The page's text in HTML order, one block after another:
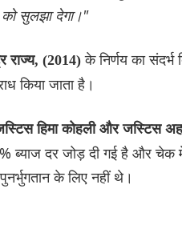
को सुलझा देगा।"
राज्य, (2014)के निर्णय का संदर्भ
किया जाता है।
हिमा कोहली और जस्टिस
ब्याज दर जोड़ दी गई है और चेक में
के लिए नहीं थे।